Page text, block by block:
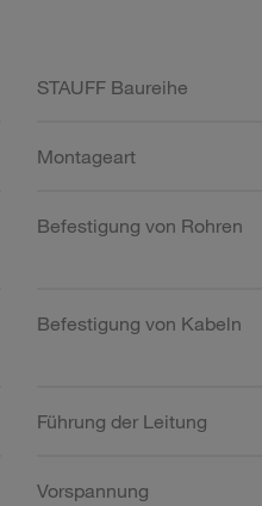
STAUFF Baureihe
Montageart
Befestigung von Rohren
Befestigung von Kabeln
Führung der Leitung
Vorspannung